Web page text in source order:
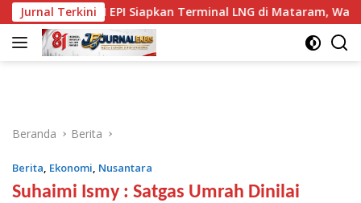
Langsung
ke
konten
Jurnal Terkini
EPI Siapkan Terminal LNG di Mataram, Warga Titip
Beranda Berita
Berita, Ekonomi, Nusantara
Suhaimi Ismy : Satgas Umrah Dinilai